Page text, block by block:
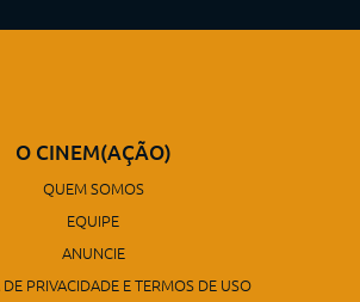
O CINEM(AÇÃO)
QUEM SOMOS
EQUIPE
ANUNCIE
PRIVACIDADE E TERMOS DE USO